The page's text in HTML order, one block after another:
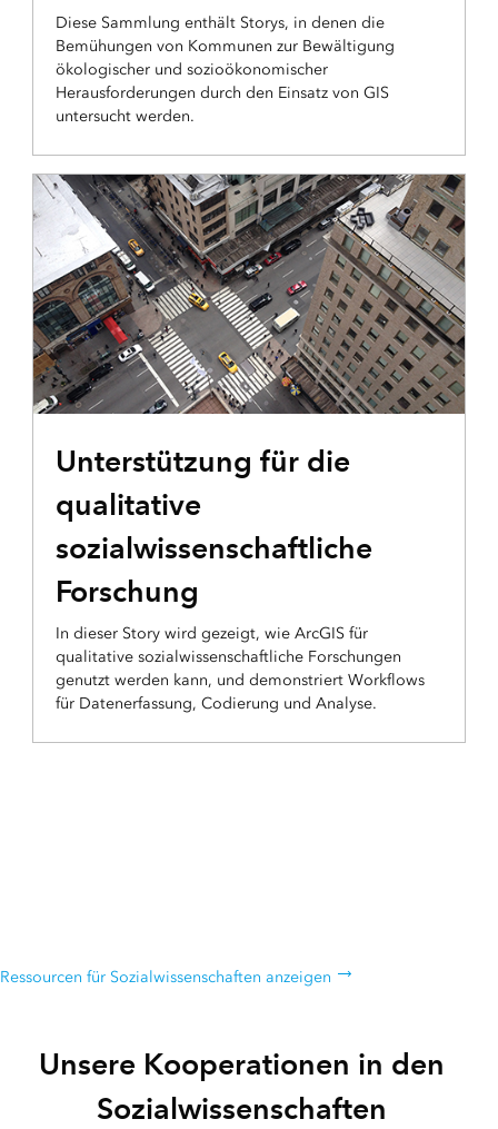
Diese Sammlung enthält Storys, in denen die
Bemühungen von Kommunen zur Bewältigung
ökologischer und sozioökonomischer
Herausforderungen durch den Einsatz von GIS
untersucht werden.
Unterstützung für die
qualitative
sozialwissenschaftliche
Forschung
In dieser Story wird gezeigt, wie ArcGIS für
qualitative sozialwissenschaftliche Forschungen
genutzt werden kann, und demonstriert Workflows
für Datenerfassung, Codierung und Analyse.
Ressourcen für Sozialwissenschaften anzeigen
Unsere Kooperationen in den
Sozialwissenschaften